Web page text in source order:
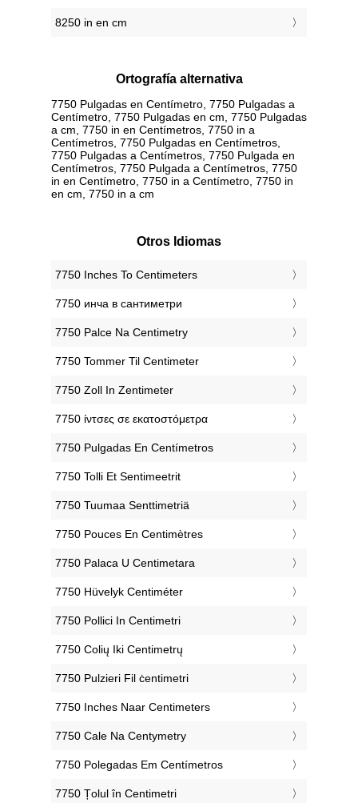
8250 in en cm
Ortografía alternativa
7750 Pulgadas en Centímetro, 7750 Pulgadas a
Centímetro, 7750 Pulgadas en cm, 7750 Pulgadas
a cm, 7750 in en Centímetros, 7750 in a
Centímetros, 7750 Pulgadas en Centímetros,
7750 Pulgadas a Centímetros, 7750 Pulgada en
Centímetros, 7750 Pulgada a Centímetros, 7750
in en Centímetro, 7750 in a Centímetro, 7750 in
en cm, 7750 in a cm
Otros Idiomas
‎7750 Inches To Centimeters
‎7750 инча в сантиметри
‎7750 Palce Na Centimetry
‎7750 Tommer Til Centimeter
‎7750 Zoll In Zentimeter
‎7750 ίντσες σε εκατοστόμετρα
‎7750 Pulgadas En Centímetros
‎7750 Tolli Et Sentimeetrit
‎7750 Tuumaa Senttimetriä
‎7750 Pouces En Centimètres
‎7750 Palaca U Centimetara
‎7750 Hüvelyk Centiméter
‎7750 Pollici In Centimetri
‎7750 Colių Iki Centimetrų
‎7750 Pulzieri Fil ċentimetri
‎7750 Inches Naar Centimeters
‎7750 Cale Na Centymetry
‎7750 Polegadas Em Centímetros
‎7750 Țolul în Centimetri